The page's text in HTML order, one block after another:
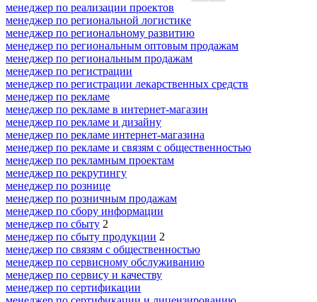
менеджер по реализации проектов
менеджер по региональной логистике
менеджер по региональному развитию
менеджер по региональным оптовым продажам
менеджер по региональным продажам
менеджер по регистрации
менеджер по регистрации лекарственных средств
менеджер по рекламе
менеджер по рекламе в интернет-магазин
менеджер по рекламе и дизайну
менеджер по рекламе интернет-магазина
менеджер по рекламе и связям с общественностью
менеджер по рекламным проектам
менеджер по рекрутингу
менеджер по рознице
менеджер по розничным продажам
менеджер по сбору информации
менеджер по сбыту 2
менеджер по сбыту продукции 2
менеджер по связям с общественностью
менеджер по сервисному обслуживанию
менеджер по сервису и качеству
менеджер по сертификации